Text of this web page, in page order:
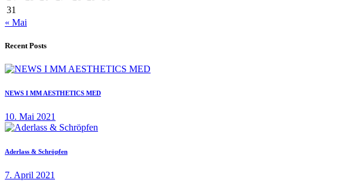
31
« Mai
Recent Posts
NEWS I MM AESTHETICS MED
10. Mai 2021
Aderlass & Schröpfen
7. April 2021